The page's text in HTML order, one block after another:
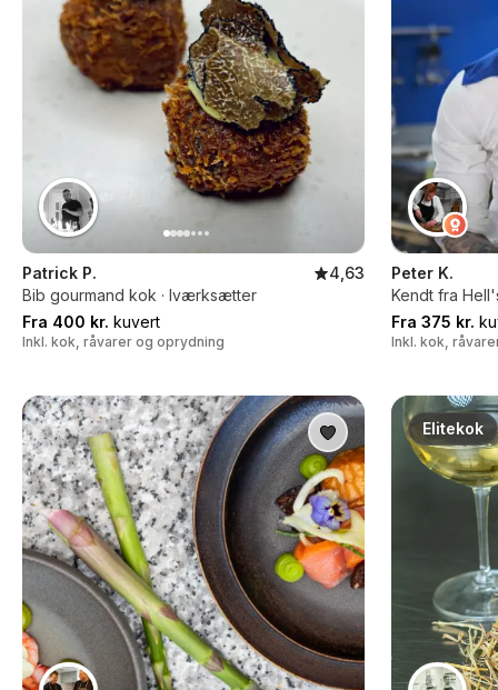
Patrick P.
4,63
Bib gourmand kok · Iværksætter
Fra 400 kr. kuvert
Inkl. kok, råvarer og oprydning
Peter K.
Kendt fra
Fra 375 kr.
Inkl. kok,
Elitekok